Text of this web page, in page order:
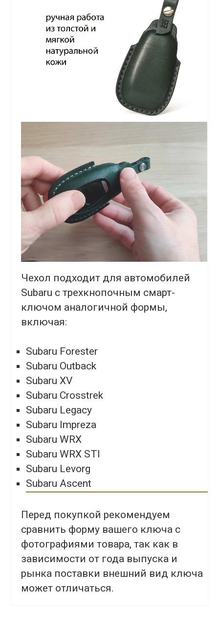
Чехол подходит для автомобилей
Subaru с трехкнопочным смарт-
ключом аналогичной формы,
включая:
Subaru Forester
Subaru Outback
Subaru XV
Subaru Crosstrek
Subaru Legacy
Subaru Impreza
Subaru WRX
Subaru WRX STI
Subaru Levorg
Subaru Ascent
Перед покупкой рекомендуем
сравнить форму вашего ключа с
фотографиями товара, так как в
зависимости от года выпуска и
рынка поставки внешний вид ключа
может отличаться.